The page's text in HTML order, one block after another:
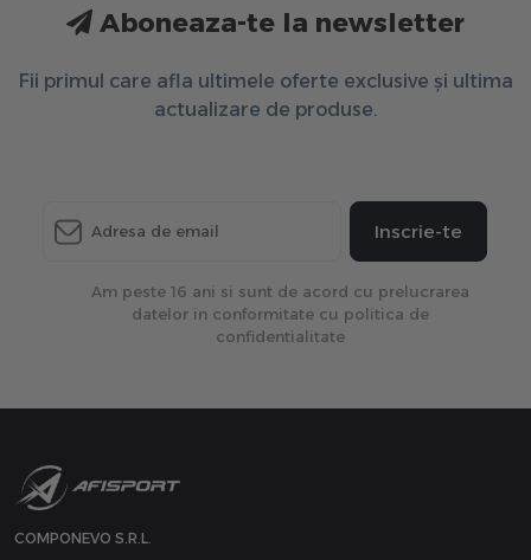
Aboneaza-te la newsletter
Fii primul care afla ultimele oferte exclusive și ultima
actualizare de produse.
Inscrie-te
Am peste 16 ani si sunt de acord cu prelucrarea
datelor in conformitate cu politica de
confidentialitate
COMPONEVO S.R.L.